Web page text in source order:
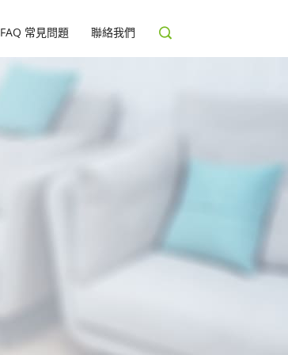
FAQ 常見問題 聯絡我們